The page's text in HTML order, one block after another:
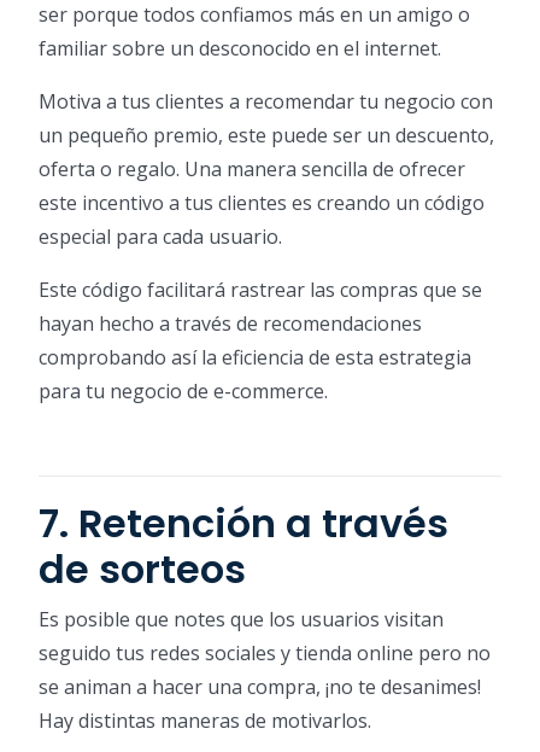
ser porque todos confiamos más en un amigo o
familiar sobre un desconocido en el internet.
Motiva a tus clientes a recomendar tu negocio con
un pequeño premio, este puede ser un descuento,
oferta o regalo. Una manera sencilla de ofrecer
este incentivo a tus clientes es creando un código
especial para cada usuario.
Este código facilitará rastrear las compras que se
hayan hecho a través de recomendaciones
comprobando así la eficiencia de esta estrategia
para tu negocio de e-commerce.
7. Retención a través
de sorteos
Es posible que notes que los usuarios visitan
seguido tus redes sociales y tienda online pero no
se animan a hacer una compra, ¡no te desanimes!
Hay distintas maneras de motivarlos.